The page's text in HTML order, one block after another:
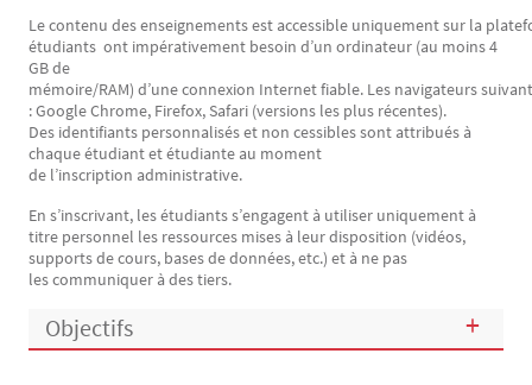
Le contenu des enseignements est accessible uniquement sur la
étudiants ont impérativement besoin d’un ordinateur (au moins 4
GB de
mémoire/RAM) d’une connexion Internet fiable. Les navigateurs
: Google Chrome, Firefox, Safari (versions les plus récentes).
Des identifiants personnalisés et non cessibles sont attribués à
chaque étudiant et étudiante au moment
de l’inscription administrative.
En s’inscrivant, les étudiants s’engagent à utiliser uniquement à
titre personnel les ressources mises à leur disposition (vidéos,
supports de cours, bases de données, etc.) et à ne pas
les communiquer à des tiers.
Objectifs